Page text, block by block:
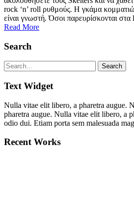
rock ‘n’ roll ρυθμούς. Η γκάμα
είναι γνωστή. Όσοι παρευρίσκονται στα
Read More
Search
Text Widget
Nulla vitae elit libero, a pharetra augue.
pharetra augue. Nulla vitae elit libero, a
odio dui. Etiam porta sem malesuada
Recent Works